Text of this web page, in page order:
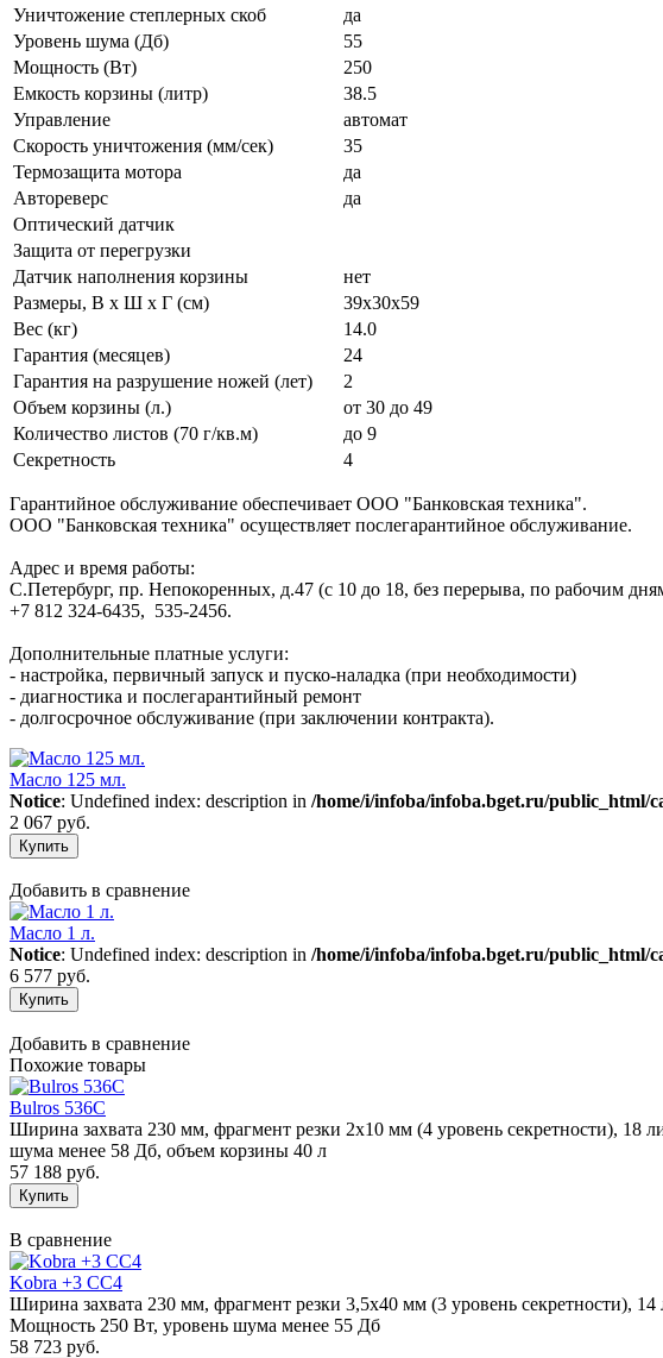
Уничтожение степлерных скоб
да
Уровень шума (Дб)
55
Мощность (Вт)
250
Емкость корзины (литр)
38.5
Управление
автомат
Скорость уничтожения (мм/сек)
35
Термозащита мотора
да
Автореверс
да
Оптический датчик
Защита от перегрузки
Датчик наполнения корзины
нет
Размеры, B x Ш x Г (см)
39x30x59
Вес (кг)
14.0
Гарантия (месяцев)
24
Гарантия на разрушение ножей (лет)
2
Объем корзины (л.)
от 30 до 49
Количество листов (70 г/кв.м)
до 9
Секретность
4
Гарантийное обслуживание обеспечивает ООО "Банковская техника".
ООО "Банковская техника" осуществляет послегарантийное обслуживание.
Адрес и время работы:
С.Петербург, пр. Непокоренных, д.47 (с 10 до 18, без перерыва, по рабочим
+7 812 324-6435, 535-2456.
Дополнительные платные услуги:
- настройка, первичный запуск и пуско-наладка (при необходимости)
- диагностика и послегарантийный ремонт
- долгосрочное обслуживание (при заключении контракта).
Масло 125 мл.
Notice: Undefined index: description in /home/i/infoba/infoba.bget.ru/public_html/
2 067 руб.
Добавить в сравнение
Масло 1 л.
Notice: Undefined index: description in /home/i/infoba/infoba.bget.ru/public_html/
6 577 руб.
Добавить в сравнение
Похожие товары
Bulros 536C
Ширина захвата 230 мм, фрагмент резки 2х10 мм (4 уровень секретности), 18
шума менее 58 Дб, объем корзины 40 л
57 188 руб.
В сравнение
Kobra +3 СС4
Ширина захвата 230 мм, фрагмент резки 3,5х40 мм (3 уровень секретности),
Мощность 250 Вт, уровень шума менее 55 Дб
58 723 руб.